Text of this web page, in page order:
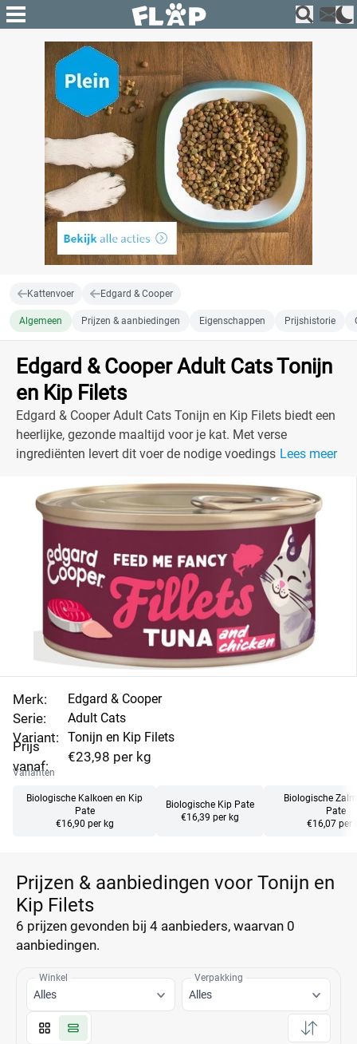
Kattenvoer Edgard & Cooper
Algemeen Prijzen & aanbiedingen Eigenschappen Prijshistorie
Edgard & Cooper Adult Cats Tonijn
en Kip Filets
Edgard & Cooper Adult Cats Tonijn en Kip Filets biedt een
heerlijke, gezonde maaltijd voor je kat. Met verse
ingrediënten levert dit voer de nodige voedingsstoffen
Lees meer
Merk:
Serie:
Variant:
Prijs
vanaf:
Edgard & Cooper
Adult Cats
Tonijn en Kip Filets
€23,98 per kg
Varianten
Biologische Kalkoen en Kip
Pate
€16,90 per kg
Biologische Kip Pate
€16,39 per kg
Biologische
Pate
€16,07 per
Prijzen & aanbiedingen voor Tonijn en
Kip Filets
6 prijzen gevonden bij 4 aanbieders, waarvan 0
aanbiedingen.
Winkel
Alles
Verpakking
Alles